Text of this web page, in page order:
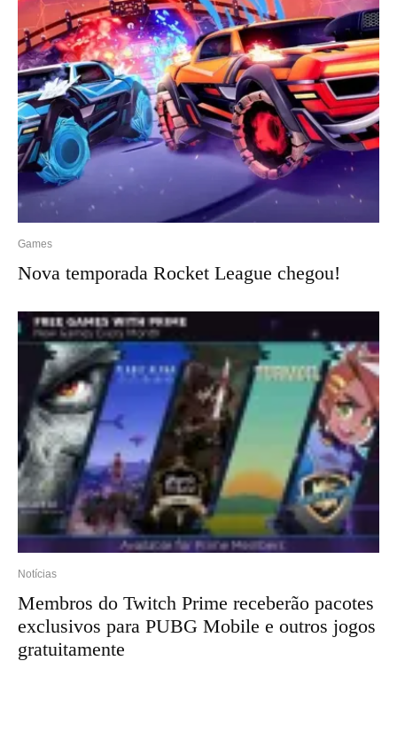
Games
Nova temporada Rocket League chegou!
Notícias
Membros do Twitch Prime receberão pacotes
exclusivos para PUBG Mobile e outros jogos
gratuitamente